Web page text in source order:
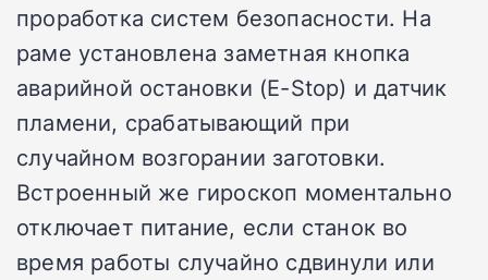
проработка систем безопасности. На
раме установлена заметная кнопка
аварийной остановки (E-Stop) и датчик
пламени, срабатывающий при
случайном возгорании заготовки.
Встроенный же гироскоп моментально
отключает питание, если станок во
время работы случайно сдвинули или